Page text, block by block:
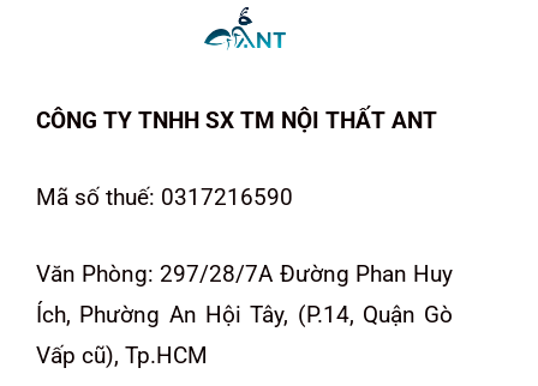
CÔNG TY TNHH SX TM NỘI THẤT ANT
Mã số thuế: 0317216590
Văn Phòng: 297/28/7A Đường Phan Huy
Ích, Phường An Hội Tây, (P.14, Quận Gò
Vấp cũ), Tp.HCM